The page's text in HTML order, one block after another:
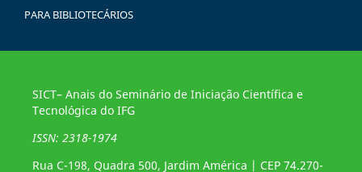
PARA BIBLIOTECÁRIOS
SICT– Anais do Seminário de Iniciação Científica e
Tecnológica do IFG
ISSN: 2318-1974
Rua C-198, Quadra 500, Jardim América | CEP 74.270-